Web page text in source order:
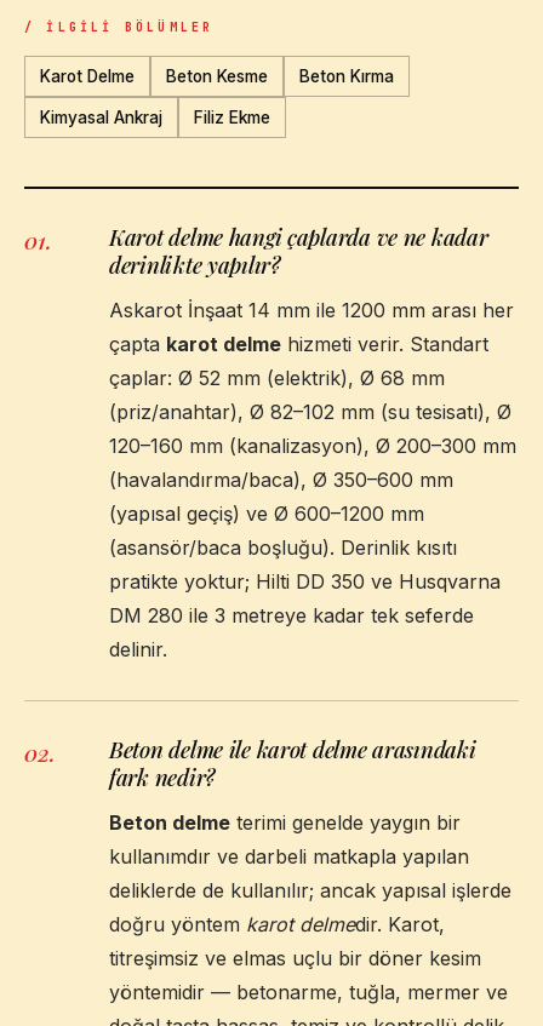
/ İLGILI BÖLÜMLER
Karot Delme Beton Kesme Beton Kırma
Kimyasal Ankraj Filiz Ekme
01.
Karot delme hangi çaplarda ve ne kadar
derinlikte yapılır?
Askarot İnşaat 14 mm ile 1200 mm arası her
çapta karot delme hizmeti verir. Standart
çaplar: Ø 52 mm (elektrik), Ø 68 mm
(priz/anahtar), Ø 82–102 mm (su tesisatı), Ø
120–160 mm (kanalizasyon), Ø 200–300 mm
(havalandırma/baca), Ø 350–600 mm
(yapısal geçiş) ve Ø 600–1200 mm
(asansör/baca boşluğu). Derinlik kısıtı
pratikte yoktur; Hilti DD 350 ve Husqvarna
DM 280 ile 3 metreye kadar tek seferde
delinir.
02.
Beton delme ile karot delme arasındaki
fark nedir?
Beton delme terimi genelde yaygın bir
kullanımdır ve darbeli matkapla yapılan
deliklerde de kullanılır; ancak yapısal işlerde
doğru yöntem karot delmedir. Karot,
titreşimsiz ve elmas uçlu bir döner kesim
yöntemidir — betonarme, tuğla, mermer ve